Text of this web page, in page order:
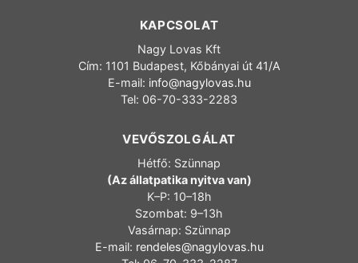
KAPCSOLAT
Nagy Lovas Kft
Cím: 1101 Budapest, Kőbányai út 41/A
E-mail: info@nagylovas.hu
Tel: 06-70-333-2283
VEVŐSZOLGÁLAT
Hétfő: Szünnap
(Az állatpatika nyitva van)
K–P: 10–18h
Szombat: 9–13h
Vasárnap: Szünnap
E-mail: rendeles@nagylovas.hu